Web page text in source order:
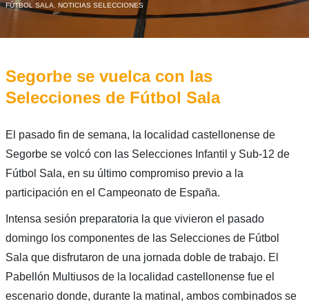
FÚTBOL SALA
NOTICIAS SELECCIONES
Segorbe se vuelca con las
Selecciones de Fútbol Sala
El pasado fin de semana, la localidad castellonense de
Segorbe se volcó con las Selecciones Infantil y Sub-12 de
Fútbol Sala, en su último compromiso previo a la
participación en el Campeonato de España.
Intensa sesión preparatoria la que vivieron el pasado
domingo los componentes de las Selecciones de Fútbol
Sala que disfrutaron de una jornada doble de trabajo. El
Pabellón Multiusos de la localidad castellonense fue el
escenario donde, durante la matinal, ambos combinados se